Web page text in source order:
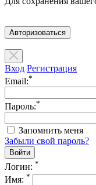
Авторизоваться
Вход Регистрация
Email:*
Пароль:*
Запомнить меня
Забыли свой пароль?
Логин: *
Имя: *